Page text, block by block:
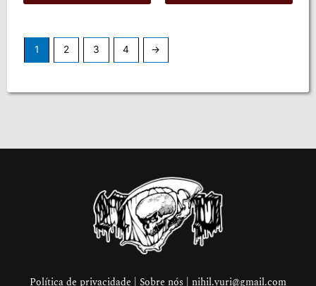
1 2 3 4 →
Política de privacidade | Sobre nós | nihil.yuri@gmail.com